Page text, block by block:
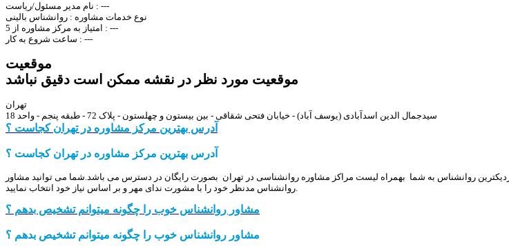
نام مدیر مسئول/ریاست : ---
نوع خدمات مشاوره : روانشناس بالینی
امتیاز به مرکز مشاوره از 5 : ---
ساعت شروع به کار : ---
موقعیت
موقعیت مورد نظر در نقشه ممکن است دقیق نباشد
تهران
سیدجمال الدین اسدآبادی (یوسف آباد) - خیابان فتحی شقاقی - بین بیستون و چهلستون - پلاک 72 - طبقه پنجم - واحد 18
آدرس بهترین مرکز مشاوره در تهران کجاست ؟
آدرس بهترین مرکز مشاوره در تهران کجاست ؟
روانشناس به شما بهمراه لیست مراکز مشاوره روانشناسی در تهران بصورت رایگان در دسترس می باشد.شما می توانید مشاور
مشاور روانشناس خوب را چگونه میتوانم تشخیص بدهم ؟
مشاور روانشناس خوب را چگونه میتوانم تشخیص بدهم ؟